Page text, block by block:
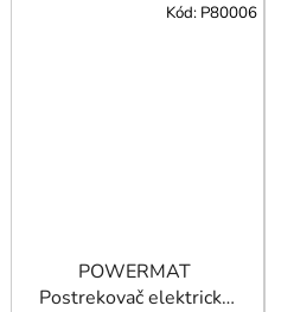
POWERMAT
Postrekovač elektrický
Kód: P80006